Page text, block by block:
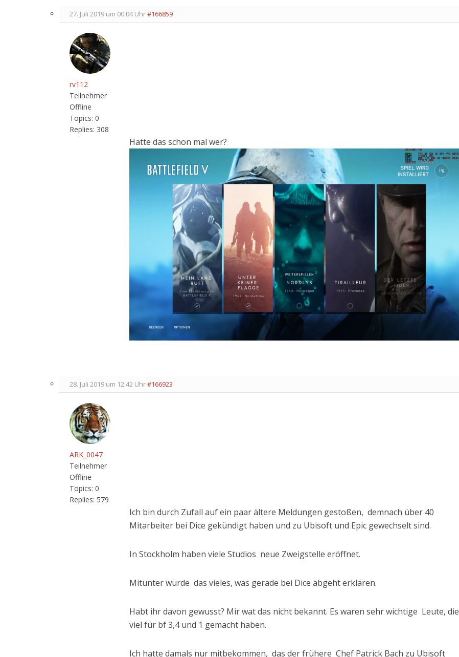
27. Juli 2019 um 00:04 Uhr#166859
rv112
Teilnehmer
Offline
Topics: 0
Replies: 308
Hatte das schon mal wer?
28. Juli 2019 um 12:42 Uhr#166923
ARK_0047
Teilnehmer
Offline
Topics: 0
Replies: 579
Ich bin durch Zufall auf ein paar ältere Meldungen gestoßen, demnach über 40
Mitarbeiter bei Dice gekündigt haben und zu Ubisoft und Epic gewechselt sind.
In Stockholm haben viele Studios neue Zweigstelle eröffnet.
Mitunter würde das vieles, was gerade bei Dice abgeht erklären.
Habt ihr davon gewusst? Mir wat das nicht bekannt. Es waren sehr wichtige Leute, die
viel für bf 3,4 und 1 gemacht haben.
Ich hatte damals nur mitbekommen, das der frühere Chef Patrick Bach zu Ubisoft